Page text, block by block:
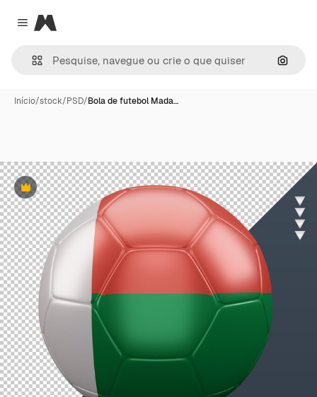
Close menu
Magnific
Início/stock/PSD/Bola de futebol Mada…
Premium